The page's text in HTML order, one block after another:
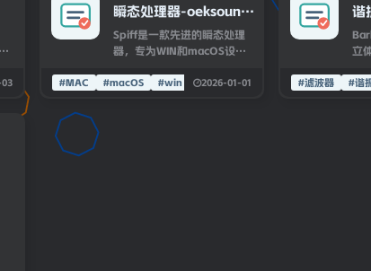
瞬态处理器-oeksound
spiff WIN-macOS
Spiff是一款先进的瞬态处理
器，专为WIN和macOS设
号的瞬态，无论是提升还是削
#MAC #macOS #win 2026-01-01
谐
立
风
时
谐
音
#滤波器 #谐